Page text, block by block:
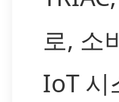
로, 소
IoT 시